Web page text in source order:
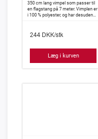
350 cm lang vimpel som passer til
en flagstang på 7 meter. Vimplen er
i 100 % polyester, og har desuden
244 DKK/stk
Læg i kurven